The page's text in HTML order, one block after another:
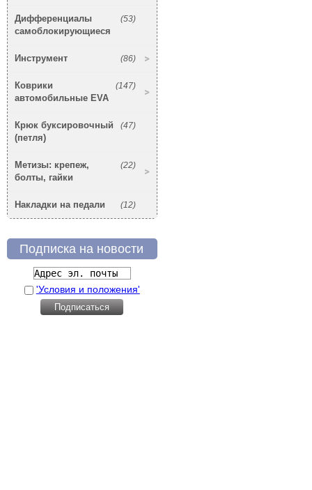
(53)
Дифференциалы
самоблокирующиеся
(86)
Инструмент
(147)
Коврики
автомобильные EVA
(47)
Крюк буксировочный
(петля)
(22)
Метизы: крепеж,
болты, гайки
(12)
Накладки на педали
Подписка на новости
'Условия и положения'